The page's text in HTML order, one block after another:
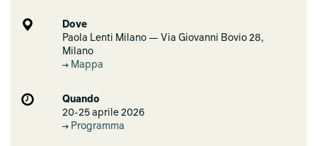
Dove
Paola Lenti Milano — Via Giovanni Bovio 28,
Milano
Mappa
Quando
20-25 aprile 2026
Programma